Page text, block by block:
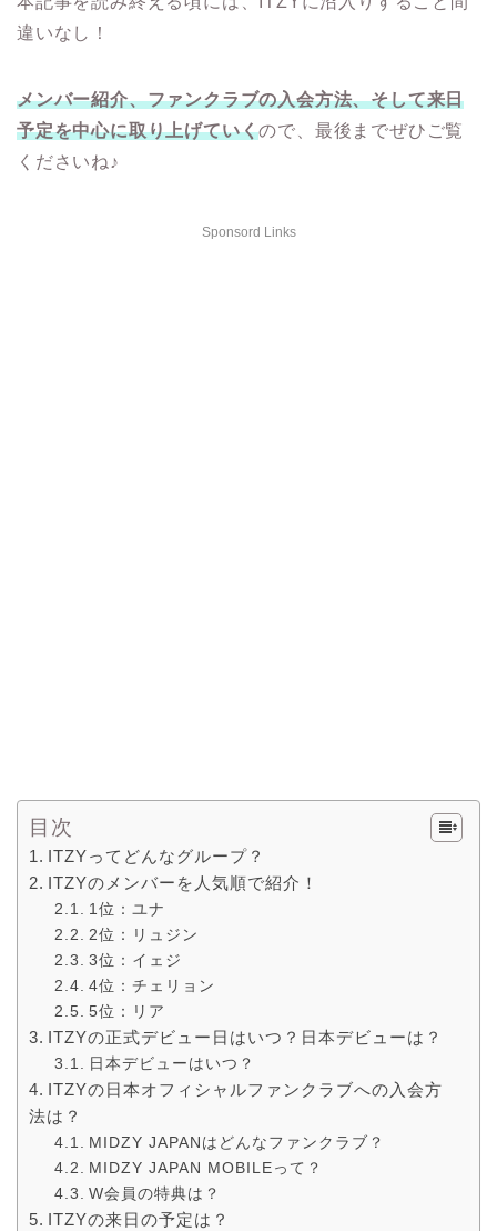
違いなし！
メンバー紹介、ファンクラブの入会方法、そして来日
予定を中心に取り上げていくので、最後までぜひご覧
くださいね♪
Sponsord Links
目次
ITZYってどんなグループ？
ITZYのメンバーを人気順で紹介！
1位：ユナ
2位：リュジン
3位：イェジ
4位：チェリョン
5位：リア
ITZYの正式デビュー日はいつ？日本デビューは？
日本デビューはいつ？
ITZYの日本オフィシャルファンクラブへの入会方
法は？
MIDZY JAPANはどんなファンクラブ？
MIDZY JAPAN MOBILEって？
W会員の特典は？
ITZYの来日の予定は？